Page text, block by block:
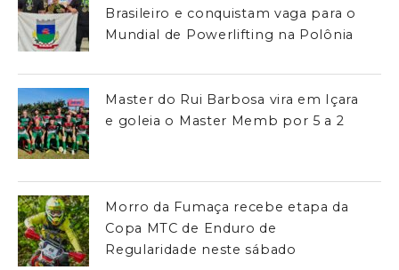
Brasileiro e conquistam vaga para o
Mundial de Powerlifting na Polônia
Master do Rui Barbosa vira em Içara
e goleia o Master Memb por 5 a 2
Morro da Fumaça recebe etapa da
Copa MTC de Enduro de
Regularidade neste sábado